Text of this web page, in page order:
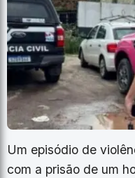
Um episódio de
com a prisão de um